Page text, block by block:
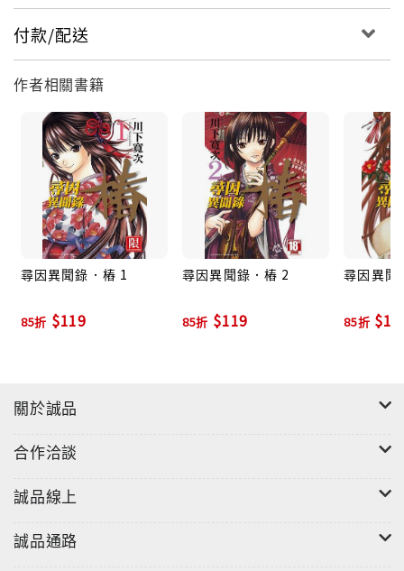
付款/配送
作者相關書籍
尋因異聞錄．樁 1
85折 $119
尋因異聞錄．樁 2
85折 $119
尋因異聞
85折
關於誠品
合作洽談
誠品線上
誠品通路